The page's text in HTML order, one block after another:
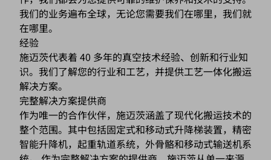
我们的业务遍布全球，无论您需要我们在哪里，我们就
在哪里。
经验
施迈茨代表着 40 多年的真空技术经验、创新和行业知
识。我们了解您的行业和工艺，并提供工艺一体化搬运
解决方案。
完整解决方案提供商
作为唯一的合作伙伴，施迈茨涵盖了现代化搬运技术的
整个范围。其中包括固定式和移动式升降梯装置，精密
智能升降机，起重轨道系统，外骨骼和移动式输送机系